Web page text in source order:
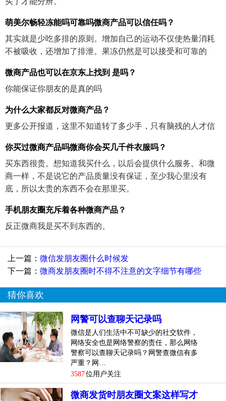
萌美尔畅轻冻能吗可靠吗微商产品可以信任吗？
其实就是少吃多排的原则。增加自己的运动不仅使热量消耗
不被吸收，还增加了排泄。果冻仍然是可以接受和可靠的
微商产品也可以在京东上找到 是吗？
你能保证你朋友的是真的吗
为什么大家都反对微商产品？
更多公开报道，这里不知道转了多少手，只有脑残的人才信
你买过微商产品吗微商你会买几千件衣服吗？
买东西很贵。想知道我买什么，以后会提供什么服务。和微
商一样，不是说它的产品质量没有保证，至少我心里没有
底，所以太贵的东西不会在那里买。
手机朋友圈充斥着各种微商产品？
反正微商我是买不到东西的。
上一篇： 微信发朋友圈什么时候发
下一篇： 微商发朋友圈时不得不注意的文字细节有哪些
猜你喜欢
网警可以查聊天记录吗
微信是人们生活中不可缺少的社交软件，
网络安全也是网络警察的责任，那么网络
警察可以查聊天记录吗？网警查微信有多
严重？网…
3587位用户关注
微商发货时朋友圈文案这样写才